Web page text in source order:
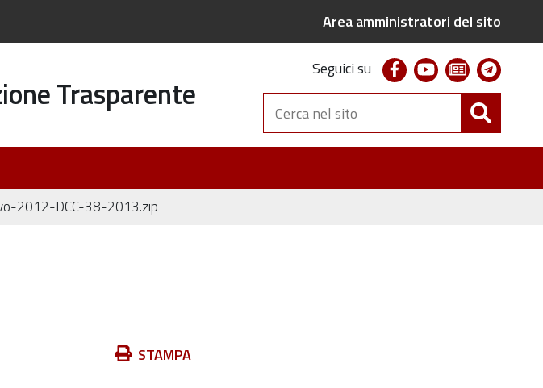
Area amministratori del sito
Trasparente
Seguici su facebookyoutubenewsletter
Cerca
nel
sito
2012-DCC-38-2013.zip
Azioni STAMPA